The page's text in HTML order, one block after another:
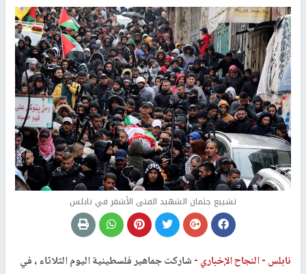
تشييع جثمان الشهيد الفتى الأشقر في نابلس
نابلس -النجاح الإخباري -شاركت جماهير فلسطينية اليوم الثلاثاء ، في